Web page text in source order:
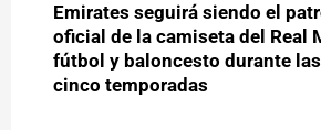
Emirates seguirá siendo el
oficial de la camiseta del Real
fútbol y baloncesto durante
cinco temporadas